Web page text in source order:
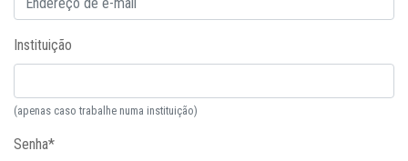
Instituição
(apenas caso trabalhe numa instituição)
Senha*